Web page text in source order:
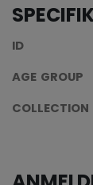
ID
AGE GROUP
COLLECTION